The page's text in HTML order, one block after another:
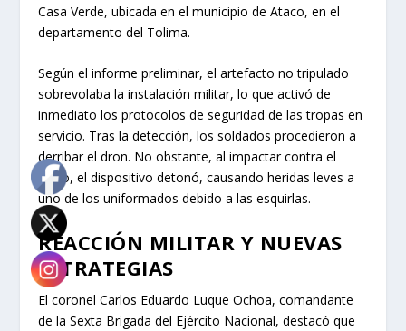
Casa Verde, ubicada en el municipio de Ataco, en el
departamento del Tolima.
Según el informe preliminar, el artefacto no tripulado
sobrevolaba la instalación militar, lo que activó de
inmediato los protocolos de seguridad de las tropas en
servicio. Tras la detección, los soldados procedieron a
derribar el dron. No obstante, al impactar contra el
suelo, el dispositivo detonó, causando heridas leves a
uno de los uniformados debido a las esquirlas.
REACCIÓN MILITAR Y NUEVAS
ESTRATEGIAS
El coronel Carlos Eduardo Luque Ochoa, comandante
de la Sexta Brigada del Ejército Nacional, destacó que